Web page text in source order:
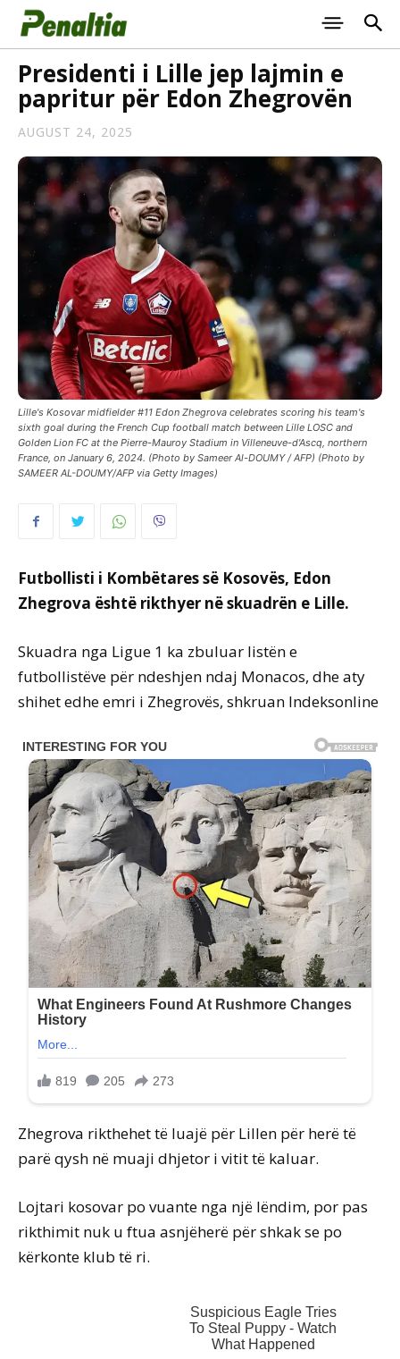
Presidenti i Lille jep lajmin e
papritur për Edon Zhegrovën
AUGUST 24, 2025
Lille's Kosovar midfielder #11 Edon Zhegrova celebrates scoring his team's
sixth goal during the French Cup football match between Lille LOSC and
Golden Lion FC at the Pierre-Mauroy Stadium in Villeneuve-d'Ascq, northern
France, on January 6, 2024. (Photo by Sameer Al-DOUMY / AFP) (Photo by
SAMEER AL-DOUMY/AFP via Getty Images)
Futbollisti i Kombëtares së Kosovës, Edon
Zhegrova është rikthyer në skuadrën e Lille.
Skuadra nga Ligue 1 ka zbuluar listën e
futbollistëve për ndeshjen ndaj Monacos, dhe aty
shihet edhe emri i Zhegrovës, shkruan Indeksonline
Zhegrova rikthehet të luajë për Lillen për herë të
parë qysh në muaji dhjetor i vitit të kaluar.
Lojtari kosovar po vuante nga një lëndim, por pas
rikthimit nuk u ftua asnjëherë për shkak se po
kërkonte klub të ri.